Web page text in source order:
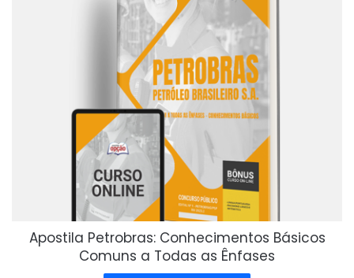
Apostila Petrobras: Conhecimentos Básicos
Comuns a Todas as Ênfases